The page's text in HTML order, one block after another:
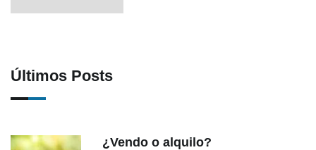
Últimos Posts
¿Vendo o alquilo?